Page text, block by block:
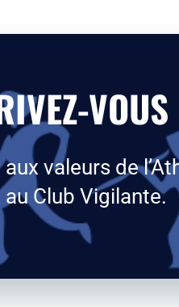
valeurs de
Club Vigilante.